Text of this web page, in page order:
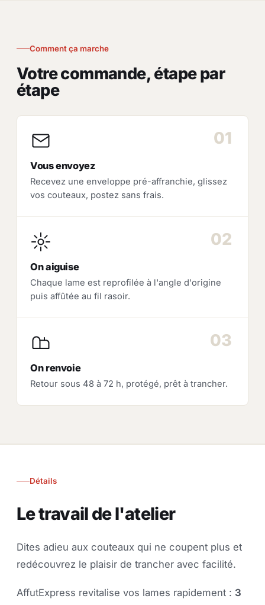
Comment ça marche
Votre commande, étape par
étape
01
Vous envoyez
Recevez une enveloppe pré-affranchie, glissez
vos couteaux, postez sans frais.
02
On aiguise
Chaque lame est reprofilée à l'angle d'origine
puis affûtée au fil rasoir.
03
On renvoie
Retour sous 48 à 72 h, protégé, prêt à trancher.
Détails
Le travail de l'atelier
Dites adieu aux couteaux qui ne coupent plus et
redécouvrez le plaisir de trancher avec facilité.
AffutExpress revitalise vos lames rapidement : 3